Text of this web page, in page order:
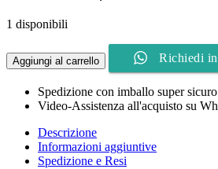
1 disponibili
Aggiungi al carrello Richiedi
Spedizione con imballo super sicuro
Video-Assistenza all'acquisto su
Descrizione
Informazioni aggiuntive
Spedizione e Resi